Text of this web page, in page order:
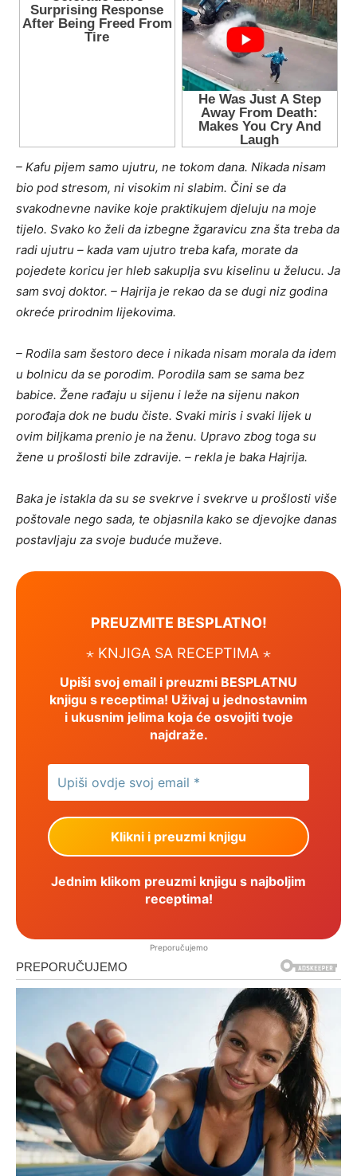
– Kafu pijem samo ujutru, ne tokom dana. Nikada nisam
bio pod stresom, ni visokim ni slabim. Čini se da
svakodnevne navike koje praktikujem djeluju na moje
tijelo. Svako ko želi da izbegne žgaravicu zna šta treba da
radi ujutru – kada vam ujutro treba kafa, morate da
pojedete koricu jer hleb sakuplja svu kiselinu u želucu. Ja
sam svoj doktor. – Hajrija je rekao da se dugi niz godina
okreće prirodnim lijekovima.
– Rodila sam šestoro dece i nikada nisam morala da idem
u bolnicu da se porodim. Porodila sam se sama bez
babice. Žene rađaju u sijenu i leže na sijenu nakon
porođaja dok ne budu čiste. Svaki miris i svaki lijek u
ovim biljkama prenio je na ženu. Upravo zbog toga su
žene u prošlosti bile zdravije. – rekla je baka Hajrija.
Baka je istakla da su se svekrve i svekrve u prošlosti više
poštovale nego sada, te objasnila kako se djevojke danas
postavljaju za svoje buduće muževe.
PREUZMITE BESPLATNO!
⋆ KNJIGA SA RECEPTIMA ⋆
Upiši svoj email i preuzmi BESPLATNU
knjigu s receptima! Uživaj u jednostavnim
i ukusnim jelima koja će osvojiti tvoje
najdraže.
Jednim klikom preuzmi knjigu s najboljim
receptima!
Preporučujemo